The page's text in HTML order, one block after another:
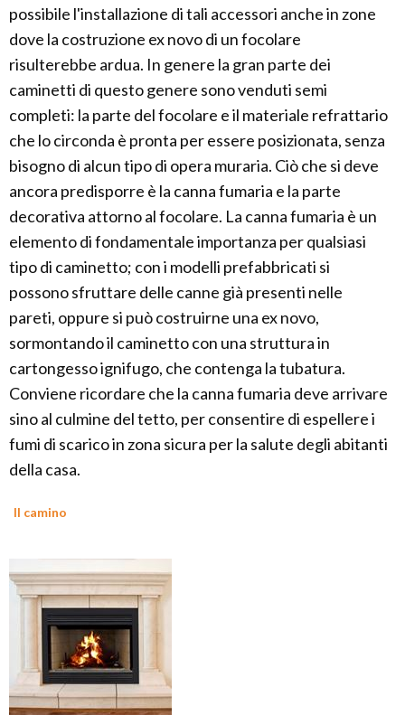
possibile l'installazione di tali accessori anche in zone
dove la costruzione ex novo di un focolare
risulterebbe ardua. In genere la gran parte dei
caminetti di questo genere sono venduti semi
completi: la parte del focolare e il materiale refrattario
che lo circonda è pronta per essere posizionata, senza
bisogno di alcun tipo di opera muraria. Ciò che si deve
ancora predisporre è la canna fumaria e la parte
decorativa attorno al focolare. La canna fumaria è un
elemento di fondamentale importanza per qualsiasi
tipo di caminetto; con i modelli prefabbricati si
possono sfruttare delle canne già presenti nelle
pareti, oppure si può costruirne una ex novo,
sormontando il caminetto con una struttura in
cartongesso ignifugo, che contenga la tubatura.
Conviene ricordare che la canna fumaria deve arrivare
sino al culmine del tetto, per consentire di espellere i
fumi di scarico in zona sicura per la salute degli abitanti
della casa.
Il camino